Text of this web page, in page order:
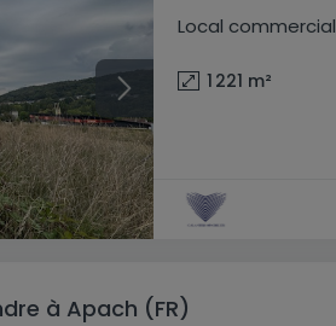
Local commercial
1 221 m²
à Apach (FR)